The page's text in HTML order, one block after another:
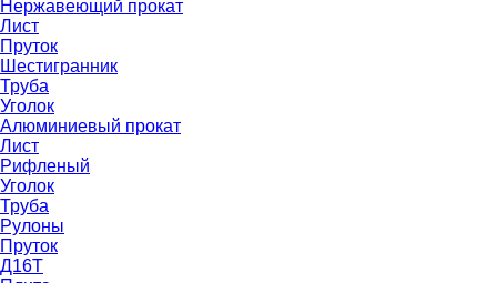
Нержавеющий прокат
Лист
Пруток
Шестигранник
Труба
Уголок
Алюминиевый прокат
Лист
Рифленый
Уголок
Труба
Рулоны
Пруток
Д16Т